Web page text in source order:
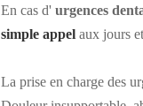
En cas d' urgences
simple appel aux jours
La prise en charge des